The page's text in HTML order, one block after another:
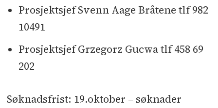
Prosjektsjef Svenn Aage Bråtene tlf 982
10491
Prosjektsjef Grzegorz Gucwa tlf 458 69
202
Søknadsfrist: 19.oktober – søknader